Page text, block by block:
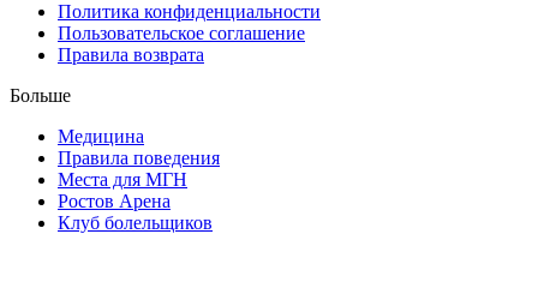
Политика конфиденциальности
Пользовательское соглашение
Правила возврата
Больше
Медицина
Правила поведения
Места для МГН
Ростов Арена
Клуб болельщиков